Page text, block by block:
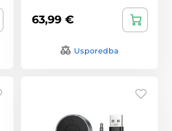
63,99 €
Usporedba